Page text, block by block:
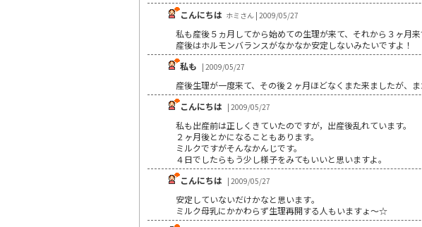
こんにちは ホミさん | 2009/05/27
私も産後５ヵ月してから始めての生理が来て、それから３ヶ月
産後はホルモンバランスがなかなか安定しないみたいですよ！
私も | 2009/05/27
産後生理が一度来て、その後２ヶ月ほどなくまた来ましたが、
こんにちは | 2009/05/27
私も出産前は正しくきていたのですが，出産後乱れています。
２ヶ月後とかになることもあります。
ミルクですがそんなかんじです。
４日でしたらもう少し様子をみてもいいと思いますよ。
こんにちは | 2009/05/27
安定していないだけかなと思います｡
ミルク母乳にかかわらず生理再開する人もいますょ～☆